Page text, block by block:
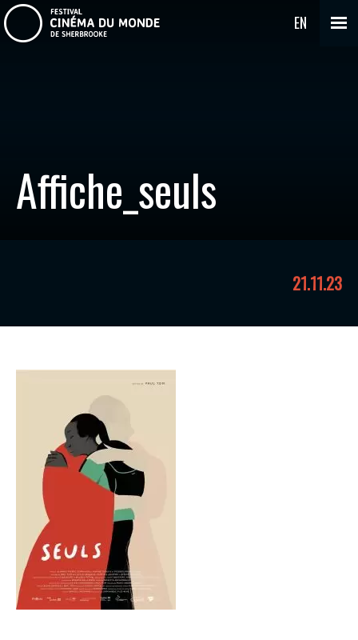
EN
Affiche_seuls
21.11.23